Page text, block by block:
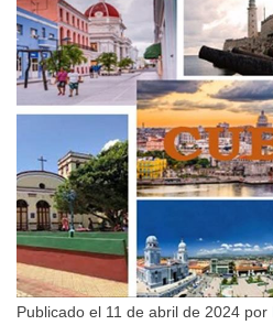
Publicado el 11 de abril de 2024 por